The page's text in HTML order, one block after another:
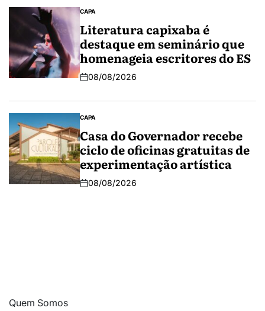
CAPA
Literatura capixaba é
destaque em seminário que
homenageia escritores do ES
08/08/2026
CAPA
Casa do Governador recebe
ciclo de oficinas gratuitas de
experimentação artística
08/08/2026
Quem Somos